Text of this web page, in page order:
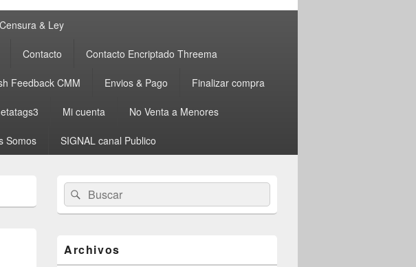
Censura & Ley
Contacto Contacto Encriptado Threema
Feedback CMM Envios & Pago Finalizar compra
Mi cuenta No Venta a Menores
Somos SIGNAL canal Publico
área
de
widget
lateral
primaria
Buscar
por:
Buscar
Archivos